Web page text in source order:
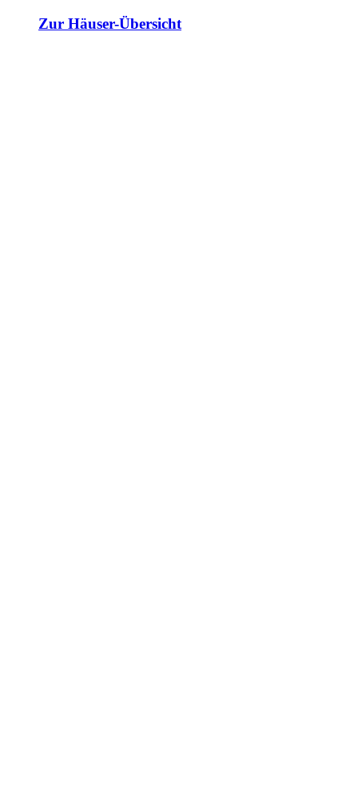
Zur Häuser-Übersicht